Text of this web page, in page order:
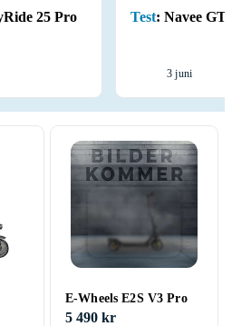
25 Pro Test: Navee
3 juni
E-Wheels E2S V3 Pro
5 490 kr